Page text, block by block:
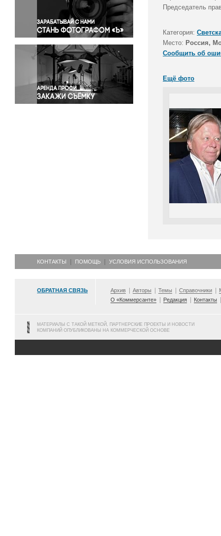
Правосудие
Происшествия и конфликты
Религия
Светская жизнь
Спорт
Экология
Экономика и бизнес
Председатель
Категория:
Место: Россия,
Сообщить об
Ещё фото
КОНТАКТЫ ПОМОЩЬ УСЛОВИЯ ИСПОЛЬЗОВАНИЯ
ОБРАТНАЯ СВЯЗЬ Архив Авторы Темы Справочники
О «Коммерсанте»
Редакция Контакты
МАТЕРИАЛЫ С ТАКОЙ МЕТКОЙ, ПАРТНЕРСКИЕ ПРОЕКТЫ И НОВОСТИ
КОМПАНИЙ ОПУБЛИКОВАНЫ НА КОММЕРЧЕСКОЙ ОСНОВЕ